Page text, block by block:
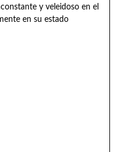
y veleidoso en el
en su estado